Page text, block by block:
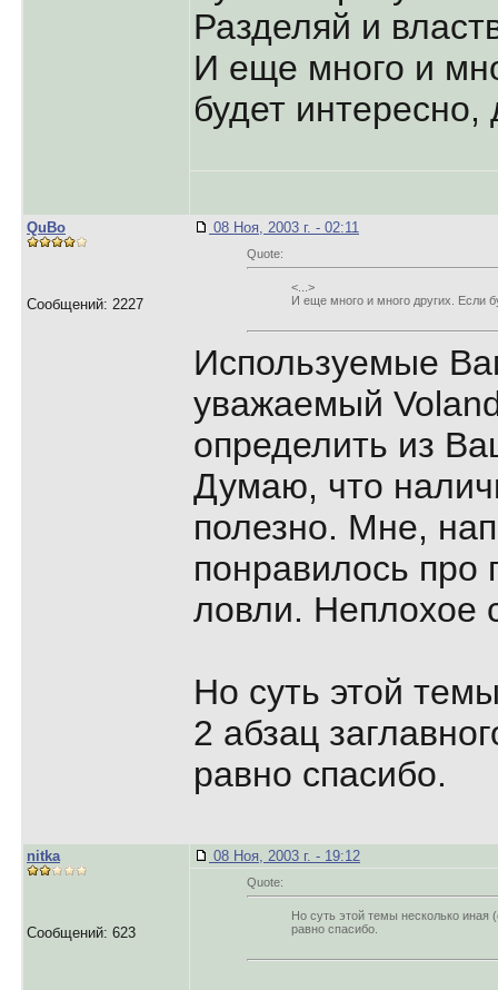
Разделяй и
И еще много и
будет интересно,
QuBo
Сообщений: 2227
08 Ноя, 2003 г. - 02:11
Quote:
<...>
И еще много и много других. Если
Используемые
уважаемый
определить из
Думаю, что
полезно. Мне,
понравилось
ловли. Неплохое
Но суть этой
2 абзац
равно спасибо.
nitka
Сообщений: 623
08 Ноя, 2003 г. - 19:12
Quote:
Но суть этой темы несколько иная
равно спасибо.